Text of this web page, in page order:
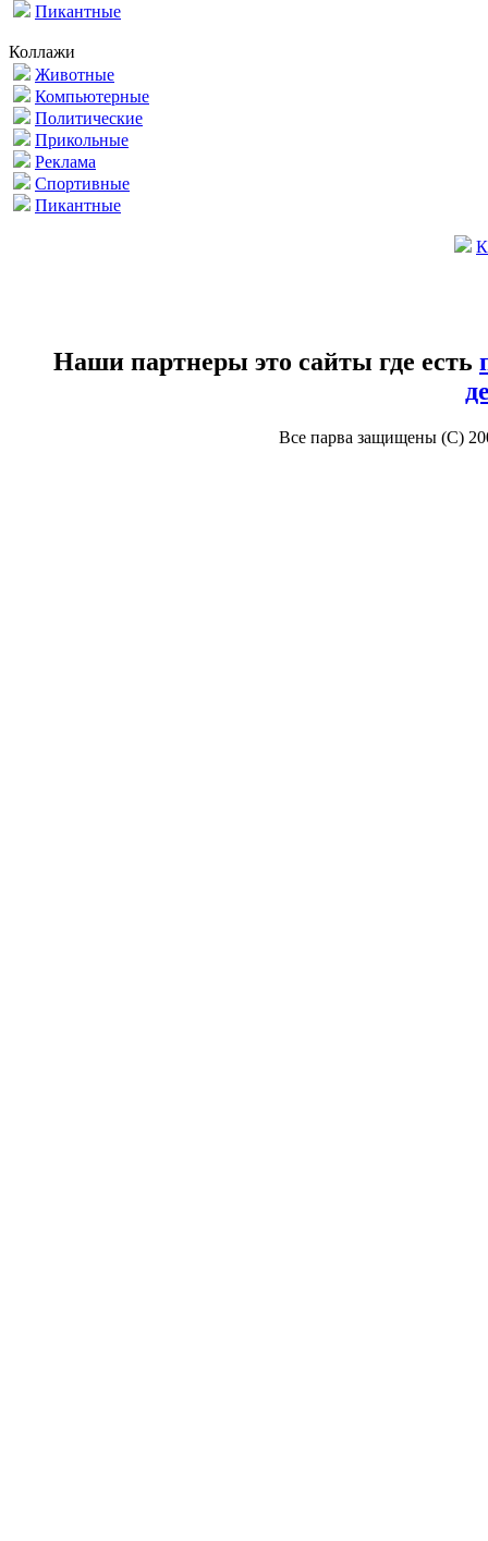
Пикантные
Коллажи
Животные
Компьютерные
Политические
Прикольные
Реклама
Спортивные
Пикантные
Наши партнеры это сайты где есть
Все парва защищены (С)